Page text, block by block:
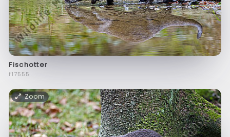
Fischotter
f17555
Zoom